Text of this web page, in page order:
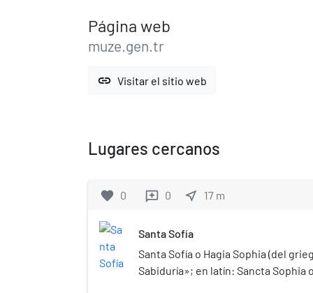
Página web
muze.gen.tr
link Visitar el sitio web
Lugares cercanos
favorite 0 reviews 0 near_me 17 m
Santa Sofía
Santa Sofía o Hagia Sophia (del
Sabiduría»; en latín: Sancta Sophia